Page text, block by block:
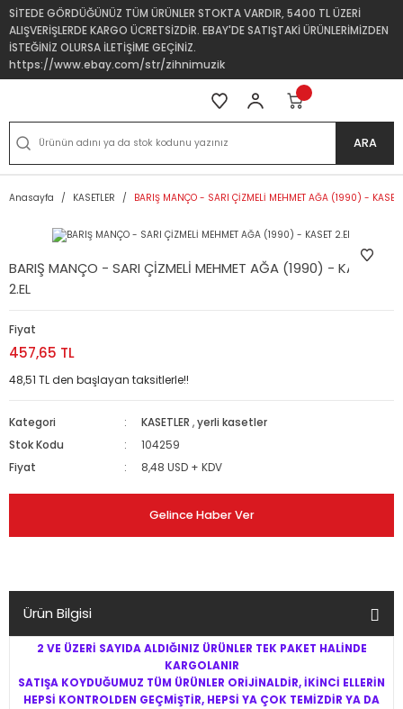
SİTEDE GÖRDÜĞÜNÜZ TÜM ÜRÜNLER STOKTA VARDIR, 5400 TL ÜZERİ
ALIŞVERİŞLERDE KARGO ÜCRETSİZDİR. EBAY'DE SATIŞTAKİ ÜRÜNLERİMİZDEN
İSTEĞİNİZ OLURSA İLETİŞİME GEÇİNİZ.
https://www.ebay.com/str/zihnimuzik
ARA
Anasayfa KASETLER BARIŞ MANÇO - SARI ÇİZMELİ MEHMET AĞA (1990) - KASET
BARIŞ MANÇO - SARI ÇİZMELİ MEHMET AĞA (1990) - KASET
2.EL
Fiyat
457,65 TL
48,51 TL den başlayan taksitlerle!!
Kategori KASETLER ,yerli kasetler
Stok Kodu
104259
Fiyat
8,48 USD + KDV
Gelince Haber Ver
Ürün Bilgisi
2 VE ÜZERİ SAYIDA ALDIĞINIZ ÜRÜNLER TEK PAKET HALİNDE
KARGOLANIR
SATIŞA KOYDUĞUMUZ TÜM ÜRÜNLER ORİJİNALDİR, İKİNCİ ELLERİN
HEPSİ KONTROLDEN GEÇMİŞTİR, HEPSİ YA ÇOK TEMİZDİR YA DA